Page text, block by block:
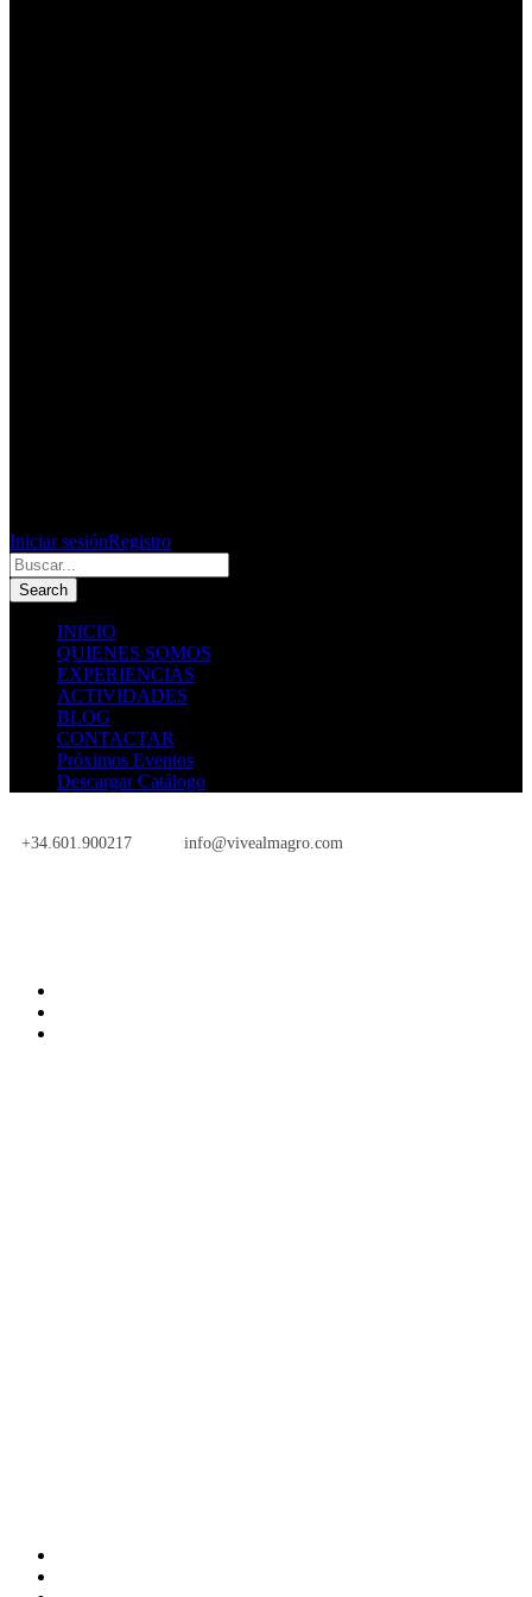
Iniciar sesiónRegistro
INICIO
QUIENES SOMOS
EXPERIENCIAS
ACTIVIDADES
BLOG
CONTACTAR
Próximos Eventos
Descargar Catálogo
+34.601.900217
info@vivealmagro.com